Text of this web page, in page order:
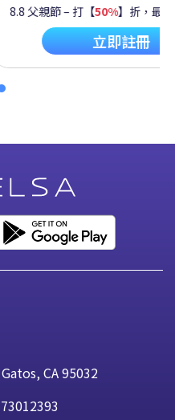
8.8 父親節 – 打【50%】折，最高
立即註冊
CA 95032